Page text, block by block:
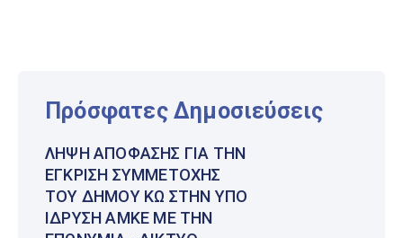
Πρόσφατες Δημοσιεύσεις
ΛΉΨΗ ΑΠΌΦΑΣΗΣ ΓΙΑ ΤΗΝ
ΈΓΚΡΙΣΗ ΣΥΜΜΕΤΟΧΉΣ
ΤΟΥ ΔΉΜΟΥ ΚΩ ΣΤΗΝ ΥΠΌ
ΊΔΡΥΣΗ ΑΜΚΕ ΜΕ ΤΗΝ